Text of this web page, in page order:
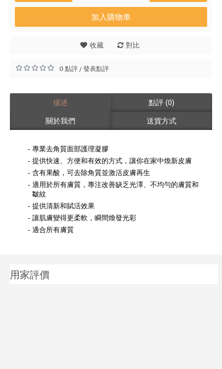
加入購物車
收藏 對比
0 點評/發表點評
描述
點評 (0)
關於我們
送貨方式
專業去角質面部護理凝膠
提供快速、方便和有效的方式，讓你在家中煥新皮膚
含有果酸，可去除角質並激活皮膚再生
適用於所有膚質，專注改善缺乏光澤、不均勻的膚質和
皺紋
提供清新和賦活效果
讓肌膚變得更柔軟，瞬間煥發光彩
適合所有膚質
用家評價